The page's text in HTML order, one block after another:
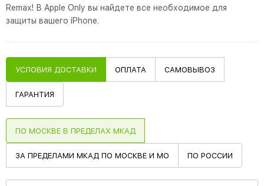
Remax! В Apple Only вы найдете все необходимое для
защиты вашего iPhone.
УСЛОВИЯ ДОСТАВКИ ОПЛАТА САМОВЫВОЗ
ГАРАНТИЯ
ПО МОСКВЕ В ПРЕДЕЛАХ МКАД
ЗА ПРЕДЕЛАМИ МКАД ПО МОСКВЕ И МО ПО РОССИИ